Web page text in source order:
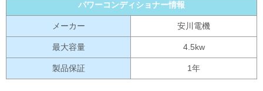
パワーコンディショナー情報
メーカー 安川電機
最大容量 4.5kw
製品保証 1年